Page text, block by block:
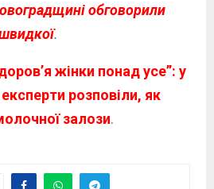
обговорили
.
жінки понад усе”: у
розповіли, як
залози.